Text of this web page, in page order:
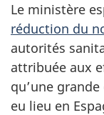
Le ministère
réduction du
autorités
attribuée aux
qu’une
eu lieu en